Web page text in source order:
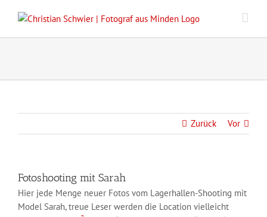
Inhalt
Zurück Vor
Fotoshooting mit Sarah
Hier jede Menge neuer Fotos vom Lagerhallen-Shooting mit
Model Sarah, treue Leser werden die Location vielleicht